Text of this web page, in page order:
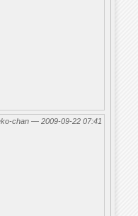
chan — 2009-09-22 07:41